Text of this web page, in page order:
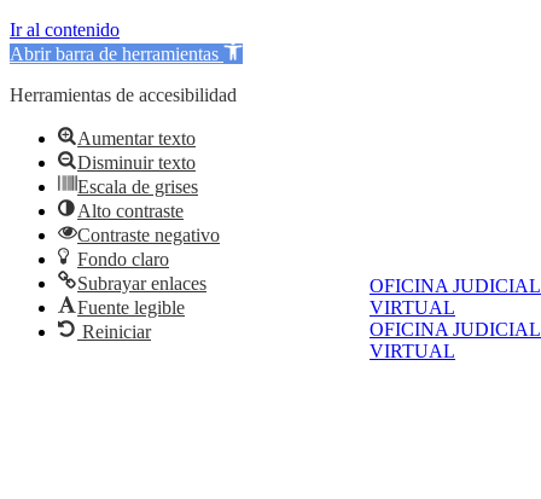
OFICINA JUDICIAL
VIRTUAL
OFICINA JUDICIAL
VIRTUAL
Ir al contenido
Abrir barra de herramientas
Herramientas de accesibilidad
Aumentar texto
Disminuir texto
Escala de grises
Alto contraste
Contraste negativo
Fondo claro
Subrayar enlaces
Fuente legible
Reiniciar